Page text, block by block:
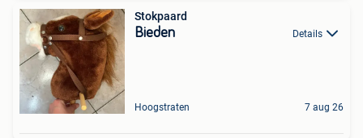
Stokpaard
Bieden Details
Hoogstraten 7 aug 26